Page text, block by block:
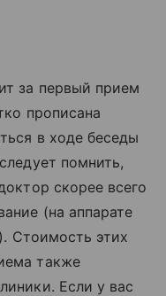
за первый прием
прописана
в ходе беседы
помнить,
скорее всего
(на аппарате
Стоимость этих
также
Если у вас